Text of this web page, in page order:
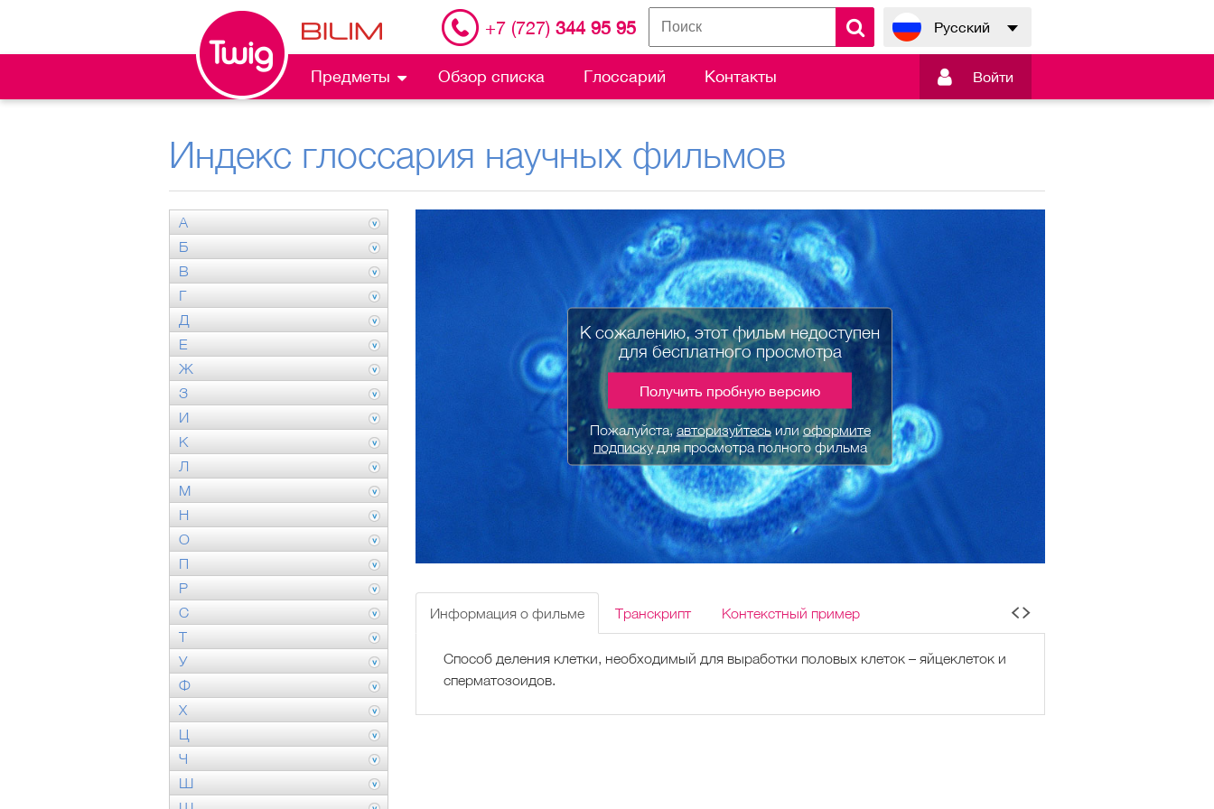
+7 (727) 344 95 95 Русский
Предметы Обзор списка Глоссарий Контакты  Войти
Индекс глоссария научных фильмов
А
Б
В
Г
Д
Е
Ж
З
И
К
Л
М
Н
О
П
Р
С
Т
У
Ф
Х
Ц
Ч
Ш
К сожалению, этот фильм недоступен
для бесплатного просмотра
Получить пробную версию
Пожалуйста,авторизуйтесьилиоформите
подпискудля просмотра полного фильма
Информация о фильме Транскрипт Контекстный пример
Способ деления клетки, необходимый для выработки половых клеток – яйцеклеток и
сперматозоидов.